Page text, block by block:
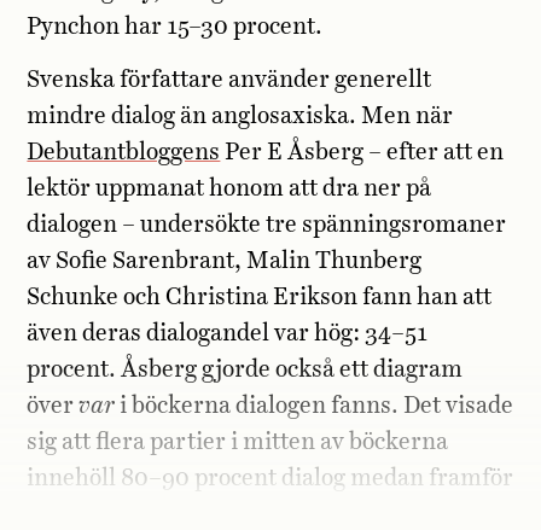
Pynchon har 15–30 procent.
Svenska författare använder generellt
mindre dialog än anglosaxiska. Men när
Debutantbloggens Per E Åsberg – efter att en
lektör uppmanat honom att dra ner på
dialogen – undersökte tre spänningsromaner
av Sofie Sarenbrant, Malin Thunberg
Schunke och Christina Erikson fann han att
även deras dialogandel var hög: 34–51
procent. Åsberg gjorde också ett diagram
övervar i böckerna dialogen fanns. Det visade
sig att flera partier i mitten av böckerna
innehöll 80–90 procent dialog medan framför